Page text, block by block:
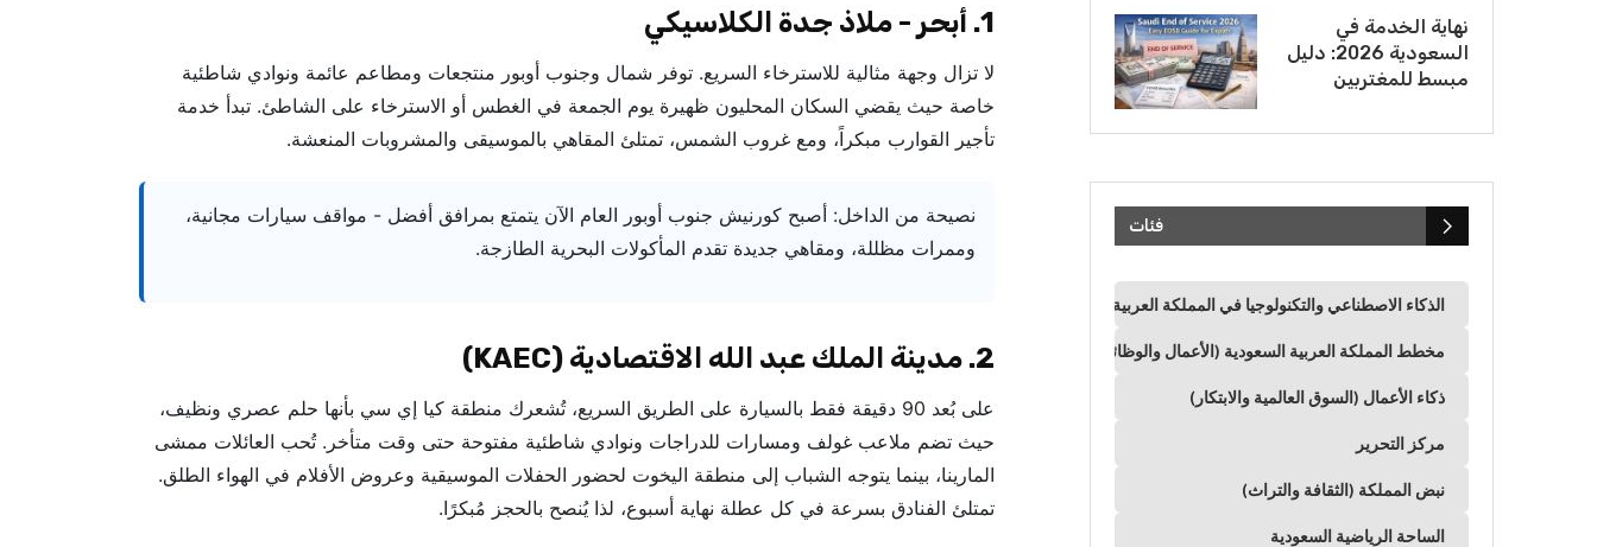
1. أبحر - ملاذ جدة الكلاسيكي
لا تزال وجهة مثالية للاسترخاء السريع. توفر شمال وجنوب أوبور منتجعات ومطاعم عائمة ونوادي شاطئية
خاصة حيث يقضي السكان المحليون ظهيرة يوم الجمعة في الغطس أو الاسترخاء على الشاطئ. تبدأ خدمة
تأجير القوارب مبكراً، ومع غروب الشمس، تمتلئ المقاهي بالموسيقى والمشروبات المنعشة.
نصيحة من الداخل: أصبح كورنيش جنوب أوبور العام الآن يتمتع بمرافق أفضل - مواقف سيارات مجانية،
وممرات مظللة، ومقاهي جديدة تقدم المأكولات البحرية الطازجة.
2. مدينة الملك عبد الله الاقتصادية (KAEC)
على بُعد 90 دقيقة فقط بالسيارة على الطريق السريع، تُشعرك منطقة كيا إي سي بأنها حلم عصري ونظيف،
حيث تضم ملاعب غولف ومسارات للدراجات ونوادي شاطئية مفتوحة حتى وقت متأخر. تُحب العائلات ممشى
المارينا، بينما يتوجه الشباب إلى منطقة اليخوت لحضور الحفلات الموسيقية وعروض الأفلام في الهواء الطلق.
تمتلئ الفنادق بسرعة في كل عطلة نهاية أسبوع، لذا يُنصح بالحجز مُبكرًا.
نهاية الخدمة في
السعودية 2026: دليل
مبسط للمغتربين
فئات
الذكاء الاصطناعي والتكنولوجيا في المملكة العربية السعودية
مخطط المملكة العربية السعودية (الأعمال والوظائف والفرص)
ذكاء الأعمال (السوق العالمية والابتكار)
مركز التحرير
نبض المملكة (الثقافة والتراث)
الساحة الرياضية السعودية